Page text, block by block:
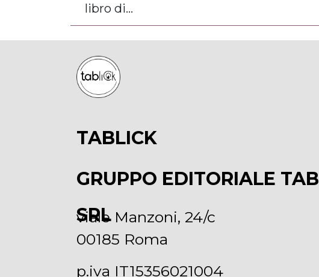
libro di...
viale Manzoni, 24/c
00185 Roma
p.iva IT15356021004
TABLICK
GRUPPO EDITORIALE TAB
SRL